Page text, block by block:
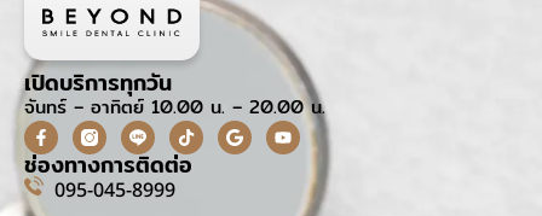
เปิดบริการทุกวัน
จันทร์ – อาทิตย์ 10.00 น. – 20.00 น.
ช่องทางการติดต่อ
095-045-8999